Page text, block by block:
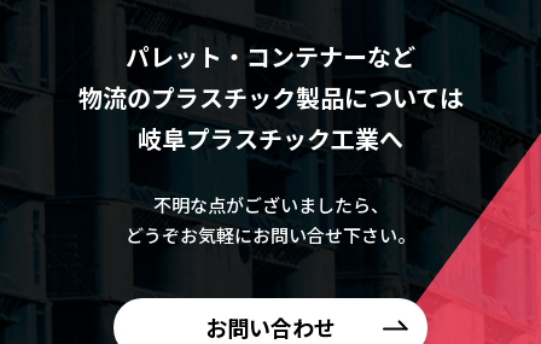
パレット・コンテナーなど
物流のプラスチック製品については
岐阜プラスチック工業へ
不明な点がございましたら、
どうぞお気軽にお問い合せ下さい。
お問い合わせ